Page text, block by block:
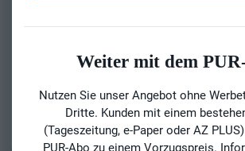
Weiter mit dem
Nutzen Sie unser Angebot ohne
Dritte. Kunden mit einem
(Tageszeitung, e-Paper oder AZ
PUR-Abo zu einem Vorzugspreis.